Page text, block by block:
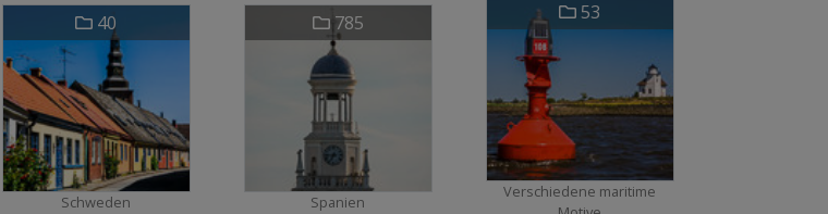
40
Schweden
785
Spanien
53
Verschiedene maritime